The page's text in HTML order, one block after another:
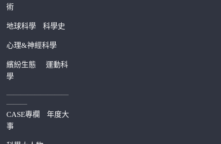
術
地球科學 科學史
心理&神經科學
繽紛生態運動科
學
—————————
———
CASE專欄
年度大
事